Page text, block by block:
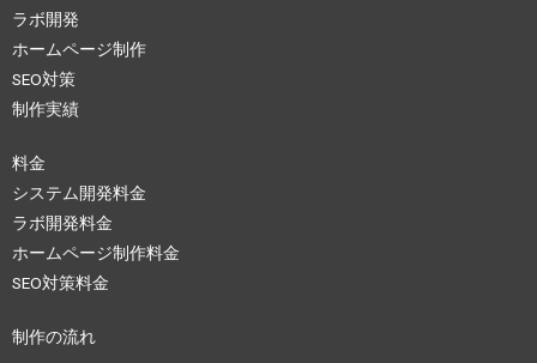
ラボ開発
ホームページ制作
SEO対策
制作実績
料金
システム開発料金
ラボ開発料金
ホームページ制作料金
SEO対策料金
制作の流れ